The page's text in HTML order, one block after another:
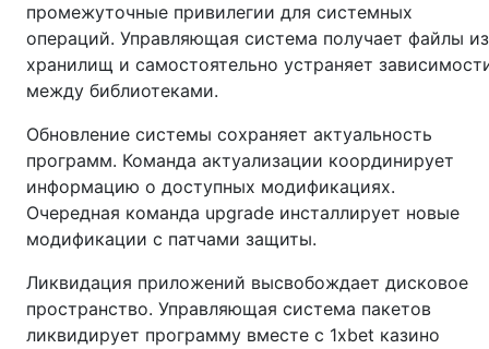
промежуточные привилегии для системных
операций. Управляющая система получает файлы из
хранилищ и самостоятельно устраняет
между библиотеками.
Обновление системы сохраняет актуальность
программ. Команда актуализации координирует
информацию о доступных модификациях.
Очередная команда upgrade инсталлирует новые
модификации с патчами защиты.
Ликвидация приложений высвобождает дисковое
пространство. Управляющая система пакетов
ликвидирует программу вместе с 1xbet казино